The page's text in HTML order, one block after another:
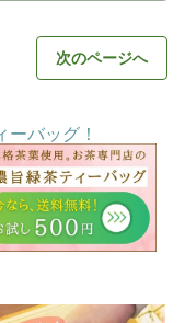
次のページへ
バッグ！